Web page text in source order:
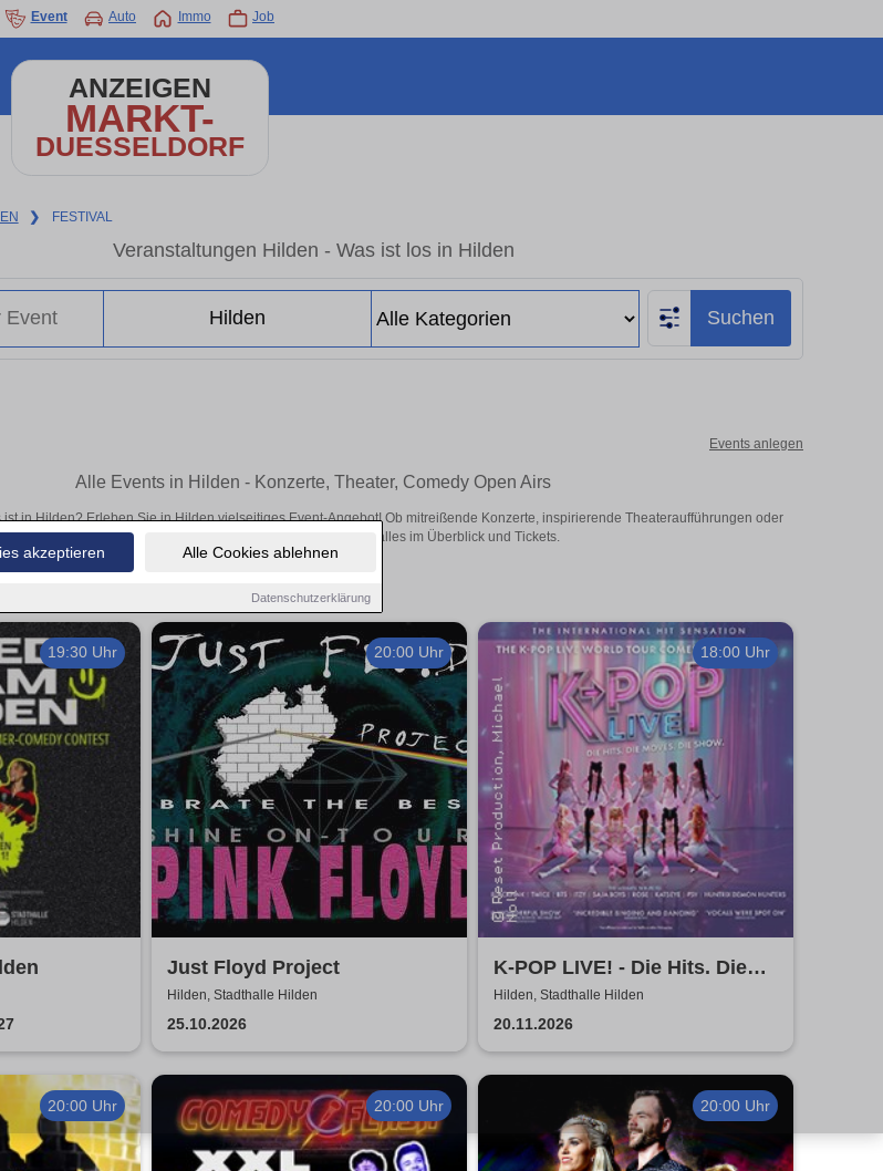
akzeptieren Alle Cookies ablehnen
Datenschutzerklärung
Event Auto Immo Job
ANZEIGEN
MARKT-
DUESSELDORF
❯ FESTIVAL
Veranstaltungen Hilden - Was ist los in Hilden
Suchen
Events anlegen
Alle Events in Hilden - Konzerte, Theater, Comedy Open Airs
in Hilden? Erleben Sie in Hilden vielseitiges Event-Angebot! Ob mitreißende Konzerte, inspirierende Theateraufführungen oder
aufregende Veranstaltungen in Hilden – hier finden alles im Überblick und Tickets.
19:30 Uhr 20:00 Uhr
Just Floyd Project
Hilden, Stadthalle Hilden
25.10.2026
18:00 Uhr
K-POP LIVE! - Die Hits. Die
Moves. Die Show.
Hilden, Stadthalle Hilden
20.11.2026
20:00 Uhr 20:00 Uhr 20:00 Uhr